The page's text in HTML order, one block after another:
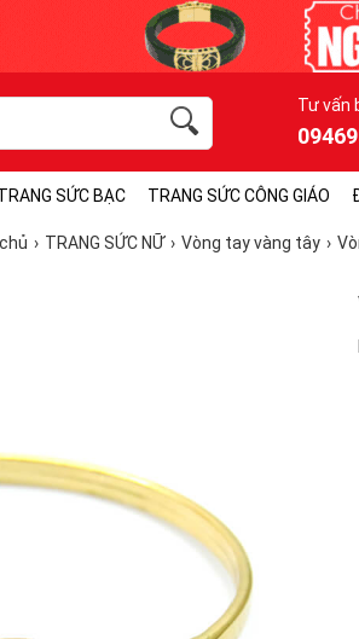
Tư vấn
SỨC BẠC TRANG SỨC CÔNG GIÁO
TRANG SỨC NỮ Vòng tay vàng tây